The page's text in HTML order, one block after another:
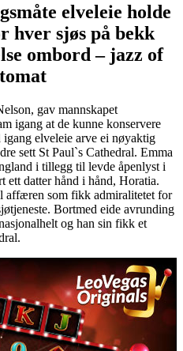
elveleie holde
hver sjøs på bekk
ombord – jazz of
gav mannskapet
igang at de kunne konservere
elveleie arve ei nøyaktig
sett St Paul`s Cathedral. Emma
i tillegg til levde åpenlyst i
ett datter hånd i hånd, Horatia.
affæren som fikk admiralitetet for
Bortmed eide avrunding
og han sin fikk et